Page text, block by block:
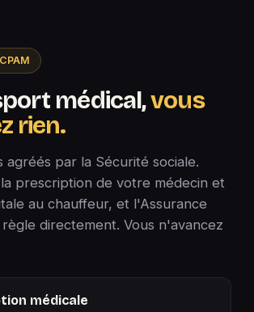
médical,vous
rien.
agréés par la Sécurité sociale.
prescription de votre médecin et
au chauffeur, et l'Assurance
directement. Vous n'avancez
médicale